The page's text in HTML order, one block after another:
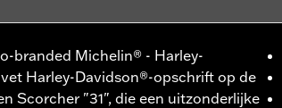
branded Michelin® - Harley-
Harley-Davidson®-opschrift op de
Scorcher "31", die een uitzonderlijke